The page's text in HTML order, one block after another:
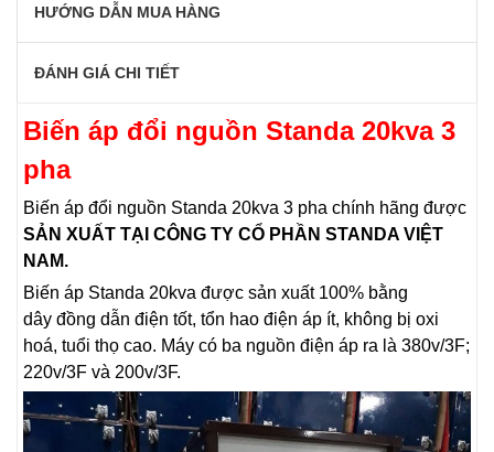
HƯỚNG DẪN MUA HÀNG
ĐÁNH GIÁ CHI TIẾT
Biến áp đổi nguồn Standa 20kva 3
pha
Biến áp đổi nguồn Standa 20kva 3 pha chính hãng được
SẢN XUẤT TẠI CÔNG TY CỔ PHẦN STANDA VIỆT
NAM.
Biến áp Standa 20kva được sản xuất 100% bằng
dây đồng dẫn điện tốt, tổn hao điện áp ít, không bị oxi
hoá, tuổi thọ cao. Máy có ba nguồn điện áp ra là 380v/3F;
220v/3F và 200v/3F.